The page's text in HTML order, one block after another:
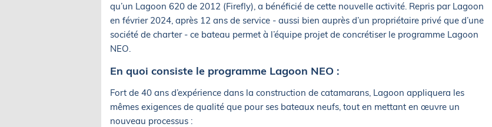
qu’un Lagoon 620 de 2012 (Firefly), a bénéficié de cette nouvelle activité. Repris par Lagoon
en février 2024, après 12 ans de service - aussi bien auprès d’un propriétaire privé que d’une
société de charter - ce bateau permet à l’équipe projet de concrétiser le programme Lagoon
NEO.
En quoi consiste le programme Lagoon NEO :
Fort de 40 ans d’expérience dans la construction de catamarans, Lagoon appliquera les
mêmes exigences de qualité que pour ses bateaux neufs, tout en mettant en œuvre un
nouveau processus :